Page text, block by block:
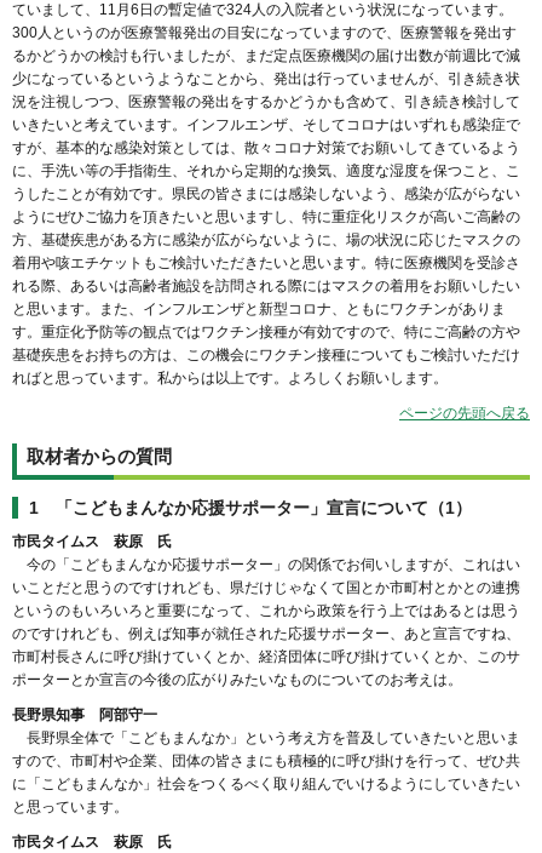
ていまして、11月6日の暫定値で324人の入院者という状況になっています。
300人というのが医療警報発出の目安になっていますので、医療警報を発出す
るかどうかの検討も行いましたが、まだ定点医療機関の届け出数が前週比で減
少になっているというようなことから、発出は行っていませんが、引き続き状
況を注視しつつ、医療警報の発出をするかどうかも含めて、引き続き検討して
いきたいと考えています。インフルエンザ、そしてコロナはいずれも感染症で
すが、基本的な感染対策としては、散々コロナ対策でお願いしてきているよう
に、手洗い等の手指衛生、それから定期的な換気、適度な湿度を保つこと、こ
うしたことが有効です。県民の皆さまには感染しないよう、感染が広がらない
ようにぜひご協力を頂きたいと思いますし、特に重症化リスクが高いご高齢の
方、基礎疾患がある方に感染が広がらないように、場の状況に応じたマスクの
着用や咳エチケットもご検討いただきたいと思います。特に医療機関を受診さ
れる際、あるいは高齢者施設を訪問される際にはマスクの着用をお願いしたい
と思います。また、インフルエンザと新型コロナ、ともにワクチンがありま
す。重症化予防等の観点ではワクチン接種が有効ですので、特にご高齢の方や
基礎疾患をお持ちの方は、この機会にワクチン接種についてもご検討いただけ
ればと思っています。私からは以上です。よろしくお願いします。
ページの先頭へ戻る
取材者からの質問
1 「こどもまんなか応援サポーター」宣言について（1）
市民タイムス 萩原 氏
今の「こどもまんなか応援サポーター」の関係でお伺いしますが、これはい
いことだと思うのですけれども、県だけじゃなくて国とか市町村とかとの連携
というのもいろいろと重要になって、これから政策を行う上ではあるとは思う
のですけれども、例えば知事が就任された応援サポーター、あと宣言ですね、
市町村長さんに呼び掛けていくとか、経済団体に呼び掛けていくとか、このサ
ポーターとか宣言の今後の広がりみたいなものについてのお考えは。
長野県知事 阿部守一
長野県全体で「こどもまんなか」という考え方を普及していきたいと思いま
すので、市町村や企業、団体の皆さまにも積極的に呼び掛けを行って、ぜひ共
に「こどもまんなか」社会をつくるべく取り組んでいけるようにしていきたい
と思っています。
市民タイムス 萩原 氏